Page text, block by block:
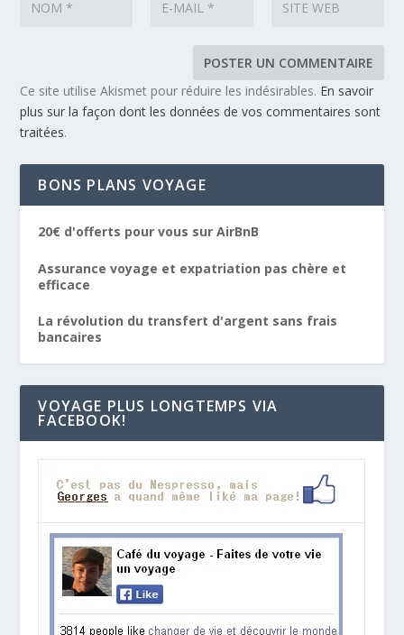
Ce site utilise Akismet pour réduire les indésirables. En savoir
plus sur la façon dont les données de vos commentaires sont
traitées.
BONS PLANS VOYAGE
20€ d'offerts pour vous sur AirBnB
Assurance voyage et expatriation pas chère et
efficace
La révolution du transfert d'argent sans frais
bancaires
VOYAGE PLUS LONGTEMPS VIA
FACEBOOK!